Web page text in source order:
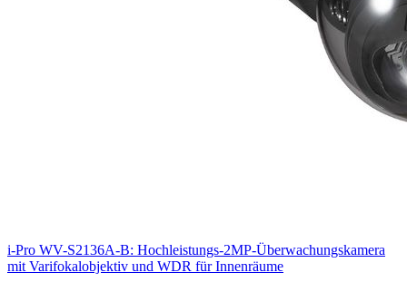
i-Pro WV-S2136A-B: Hochleistungs-2MP-Überwachungskamera
mit Varifokalobjektiv und WDR für Innenräume